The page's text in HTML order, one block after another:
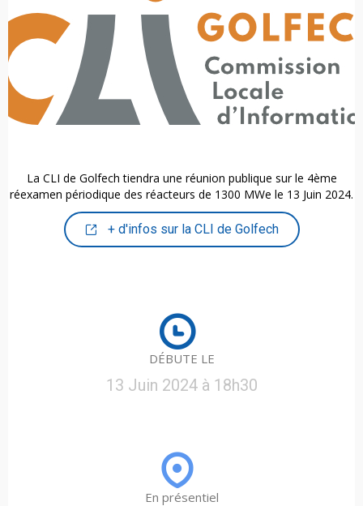
La CLI de Golfech tiendra une réunion publique sur le 4ème
réexamen périodique des réacteurs de 1300 MWe le 13 Juin 2024.
+ d'infos sur la CLI de Golfech
DÉBUTE LE
13 Juin 2024 à 18h30
En présentiel